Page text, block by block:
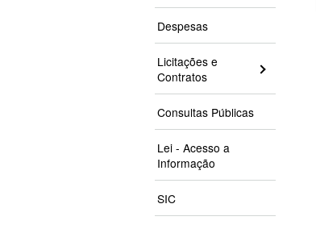
Despesas
Licitações e
Contratos
Consultas Públicas
Lei - Acesso a
Informação
SIC